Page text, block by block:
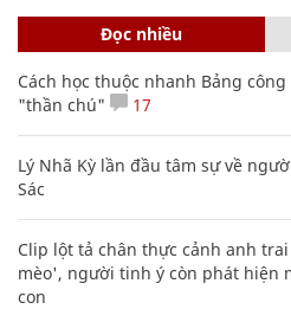
Đọc nhiều
Cách học thuộc nhanh Bảng
"thần chú"
17
Lý Nhã Kỳ lần đầu tâm sự về
Sác
Clip lột tả chân thực cảnh anh
mèo', người tinh ý còn phát hiện
con